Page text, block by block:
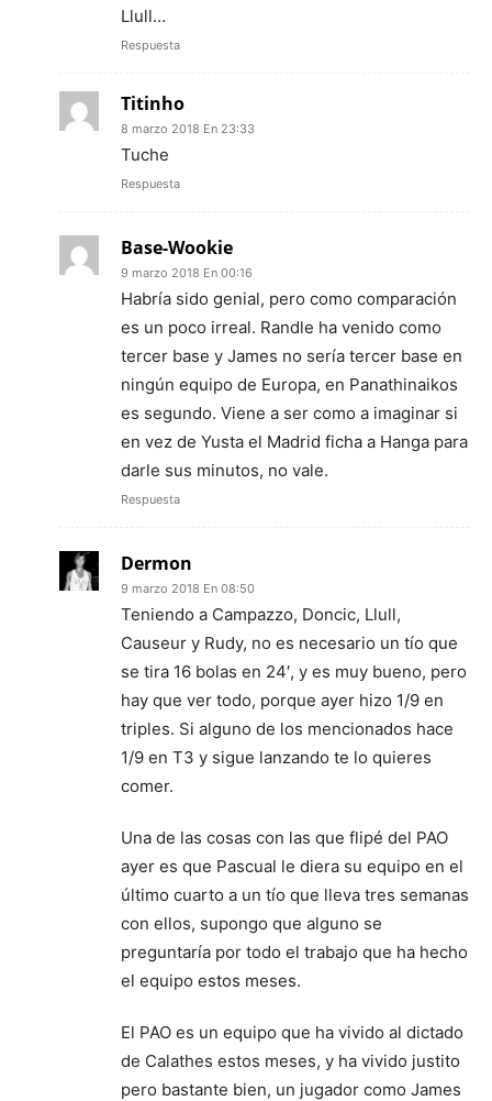
Llull…
Respuesta
Titinho
8 marzo 2018 En 23:33
Tuche
Respuesta
Base-Wookie
9 marzo 2018 En 00:16
Habría sido genial, pero como comparación
es un poco irreal. Randle ha venido como
tercer base y James no sería tercer base en
ningún equipo de Europa, en Panathinaikos
es segundo. Viene a ser como a imaginar si
en vez de Yusta el Madrid ficha a Hanga para
darle sus minutos, no vale.
Respuesta
Dermon
9 marzo 2018 En 08:50
Teniendo a Campazzo, Doncic, Llull,
Causeur y Rudy, no es necesario un tío que
se tira 16 bolas en 24′, y es muy bueno, pero
hay que ver todo, porque ayer hizo 1/9 en
triples. Si alguno de los mencionados hace
1/9 en T3 y sigue lanzando te lo quieres
comer.
Una de las cosas con las que flipé del PAO
ayer es que Pascual le diera su equipo en el
último cuarto a un tío que lleva tres semanas
con ellos, supongo que alguno se
preguntaría por todo el trabajo que ha hecho
el equipo estos meses.
El PAO es un equipo que ha vivido al dictado
de Calathes estos meses, y ha vivido justito
pero bastante bien, un jugador como James